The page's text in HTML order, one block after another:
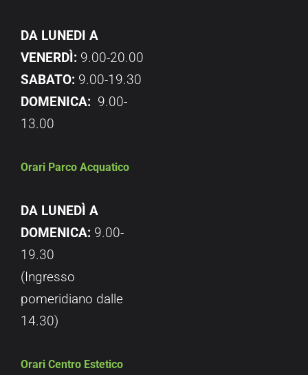
DA LUNEDI A
VENERDÌ: 9.00-20.00
SABATO: 9.00-19.30
DOMENICA: 9.00-
13.00
Orari Parco Acquatico
DA LUNEDÌ A
DOMENICA: 9.00-
19.30
(Ingresso
pomeridiano dalle
14.30)
Orari Centro Estetico